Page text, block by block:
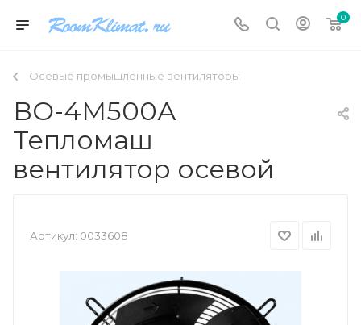
0
Осевые промышленные вентиляторы
ВО-4М500А
Тепломаш
вентилятор осевой
Артикул: 0033608